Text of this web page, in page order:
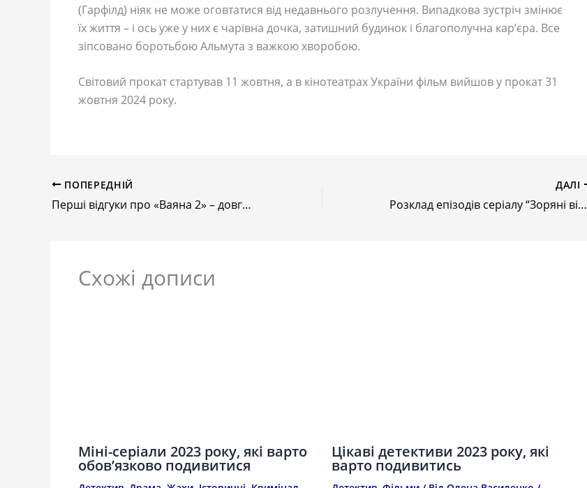
(Гарфілд) ніяк не може оговтатися від недавнього розлучення. Випадкова зустріч змінює
їх життя – і ось уже у них є чарівна дочка, затишний будинок і благополучна кар’єра. Все
зіпсовано боротьбою Альмута з важкою хворобою.
Світовий прокат стартував 11 жовтня, а в кінотеатрах України фільм вийшов у прокат 31
жовтня 2024 року.
ПОПЕРЕДНІЙ
Перші відгуки про «Ваяна 2» – довгоочікуваний анімаційний сиквел
ДАЛІ
Розклад епізодів серіалу “Зоряні війни: Кістяк Команди”
Схожі дописи
Міні-серіали 2023 року, які варто
обов’язково подивитися
Цікаві детективи 2023 року, які
варто подивитись